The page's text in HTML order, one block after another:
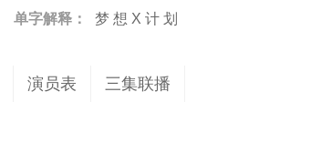
单字解释： 梦 想 X 计 划
演员表 三集联播